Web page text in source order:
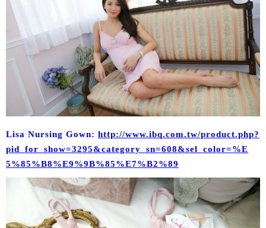
Lisa Nursing Gown: http://www.ibq.com.tw/product.php?
pid_for_show=3295&category_sn=608&sel_color=%E
5%85%B8%E9%9B%85%E7%B2%89